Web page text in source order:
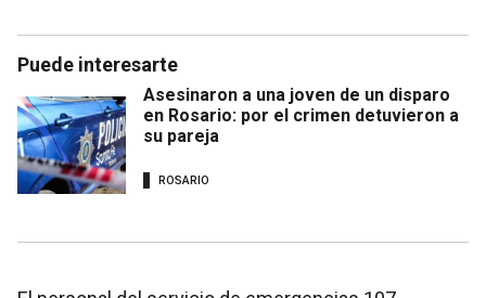
Puede interesarte
Asesinaron a una joven de un disparo
en Rosario: por el crimen detuvieron a
su pareja
ROSARIO